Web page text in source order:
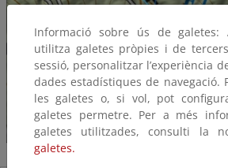
Informació sobre ús de galetes:
utilitza galetes pròpies i de
sessió, personalitzar l’experiència
dades estadístiques de navegació.
les galetes o, si vol, pot
galetes permetre. Per a més
galetes utilitzades, consulti la
galetes.